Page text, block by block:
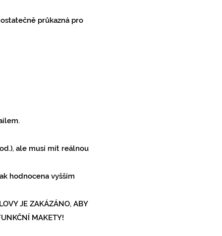
průkazná pro
ale musí mít reálnou
hodnocena vyšším
JE ZAKÁZÁNO, ABY
MAKETY!